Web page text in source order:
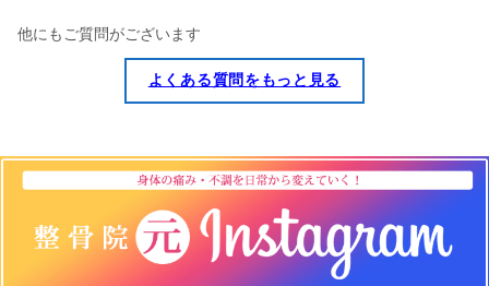
他にもご質問がございます
よくある質問をもっと見る